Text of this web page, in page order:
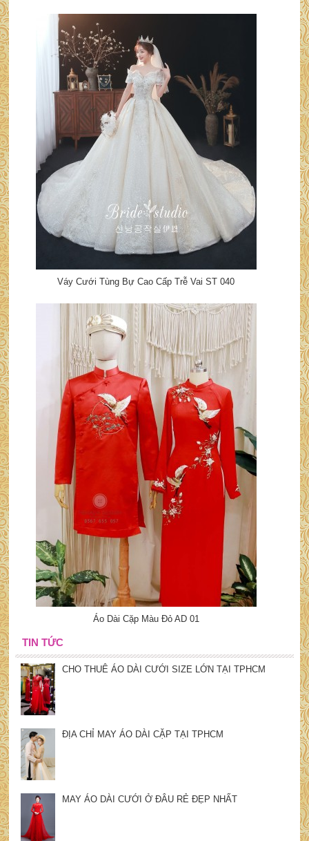
Váy Cưới Tùng Bự Cao Cấp Trễ Vai ST 040
Áo Dài Cặp Màu Đỏ AD 01
TIN TỨC
CHO THUÊ ÁO DÀI CƯỚI SIZE LỚN TẠI TPHCM
ĐỊA CHỈ MAY ÁO DÀI CẶP TẠI TPHCM
MAY ÁO DÀI CƯỚI Ở ĐÂU RẺ ĐẸP NHẤT